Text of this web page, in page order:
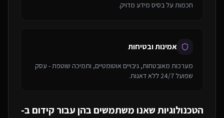
חכמות על בסיס מידע מדויק.
אמינות ובטיחות
מערכות מאובטחות, גיבויים אוטומטיים, ותמיכה שוטפת - עסק
שפועל 24/7 ללא דאגות.
הטכנולוגיות שאנו משתמשים בהן עבור קידום ב-